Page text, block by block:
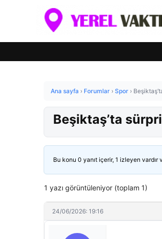
Ana sayfa › Forumlar › Spor ›
Beşiktaş’ta
Bu konu 0 yanıt içerir, 1 izleyen vardır
1 yazı görüntüleniyor (toplam 1)
24/06/2026: 19:16